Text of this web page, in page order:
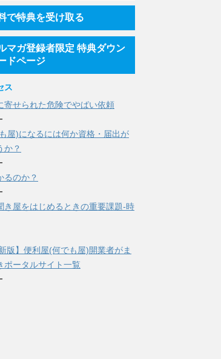
で特典を受け取る
マガ登録者限定 特典ダウン
ドページ
ス
寄せられた危険でやばい依頼
屋)になるには何か資格・届出が
か？
るのか？
き屋をはじめるときの重要課題-時
版】便利屋(何でも屋)開業者がま
ポータルサイト一覧